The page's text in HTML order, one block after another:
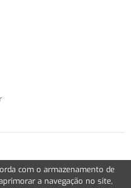
Política de Privacidade
com o armazenamento de
a navegação no site,